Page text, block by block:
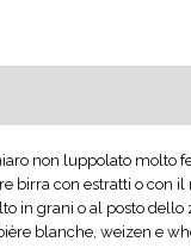
non luppolato molto
birra con estratti o con
in grani o al posto
blanche, weizen e